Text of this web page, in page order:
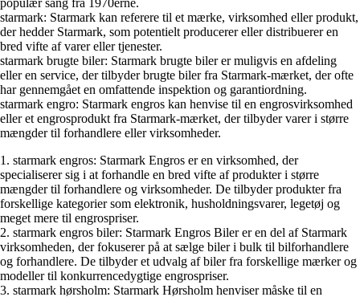
starmark: Starmark kan referere til et mærke, virksomhed eller produkt,
der hedder Starmark, som potentielt producerer eller distribuerer en
bred vifte af varer eller tjenester.
starmark brugte biler: Starmark brugte biler er muligvis en afdeling
eller en service, der tilbyder brugte biler fra Starmark-mærket, der ofte
har gennemgået en omfattende inspektion og garantiordning.
starmark engro: Starmark engros kan henvise til en engrosvirksomhed
eller et engrosprodukt fra Starmark-mærket, der tilbyder varer i større
mængder til forhandlere eller virksomheder.
1. starmark engros: Starmark Engros er en virksomhed, der
specialiserer sig i at forhandle en bred vifte af produkter i større
mængder til forhandlere og virksomheder. De tilbyder produkter fra
forskellige kategorier som elektronik, husholdningsvarer, legetøj og
meget mere til engrospriser.
2. starmark engros biler: Starmark Engros Biler er en del af Starmark
virksomheden, der fokuserer på at sælge biler i bulk til bilforhandlere
og forhandlere. De tilbyder et udvalg af biler fra forskellige mærker og
modeller til konkurrencedygtige engrospriser.
3. starmark hørsholm: Starmark Hørsholm henviser måske til en